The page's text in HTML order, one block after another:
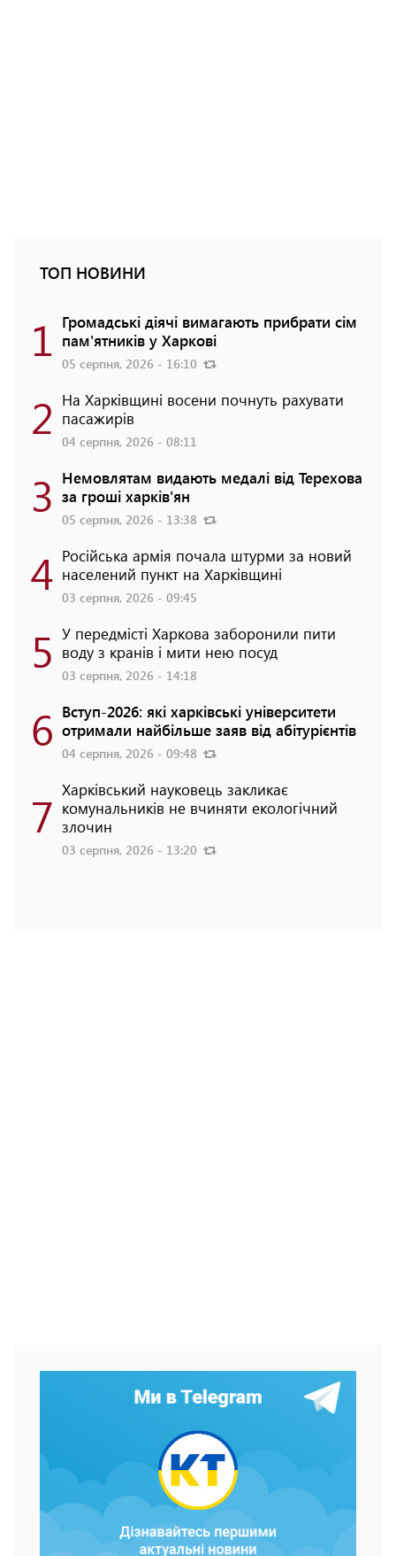
ТОП НОВИНИ
1 Громадські діячі вимагають прибрати сім
пам'ятників у Харкові
05 серпня, 2026 - 16:10
2 На Харківщині восени почнуть рахувати
пасажирів
04 серпня, 2026 - 08:11
3 Немовлятам видають медалі від Терехова
за гроші харків'ян
05 серпня, 2026 - 13:38
4 Російська армія почала штурми за новий
населений пункт на Харківщині
03 серпня, 2026 - 09:45
5 У передмісті Харкова заборонили пити
воду з кранів і мити нею посуд
03 серпня, 2026 - 14:18
6 Вступ-2026: які харківські університети
отримали найбільше заяв від абітурієнтів
04 серпня, 2026 - 09:48
7 Харківський науковець закликає
комунальників не вчиняти екологічний
злочин
03 серпня, 2026 - 13:20